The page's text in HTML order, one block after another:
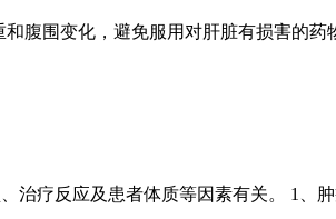
腹围变化，避免服用对肝脏有损害的
疗反应及患者体质等因素有关。 1、